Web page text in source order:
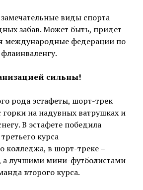
виды спорта
забав. Может быть, придет
международные федерации по
сильны!
рода эстафеты, шорт-трек
горки на надувных ватрушках и
В эстафете победила
курса
колледжа, в шорт-треке –
а лучшими мини-футболистами
второго курса.